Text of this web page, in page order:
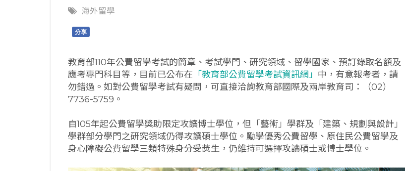
海外留學
分享
教育部110年公費留學考試的簡章、考試學門、研究領域、留學國家、預訂錄取名額及
應考專門科目等，目前已公布在 「教育部公費留學考試資訊網」 中，有意報考者，請
勿錯過。如對公費留學考試有疑問，可直接洽詢教育部國際及兩岸教育司：（02）
7736-5759。
自105年起公費留學獎助限定攻讀博士學位，但「藝術」學群及「建築、規劃與設計」
學群部分學門之研究領域仍得攻讀碩士學位。勵學優秀公費留學、原住民公費留學及
身心障礙公費留學三類特殊身分受獎生，仍維持可選擇攻讀碩士或博士學位。